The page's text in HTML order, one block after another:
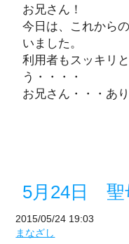
お兄さん！
今日は、これから
いました。
利用者もスッキリ
う・・・・
お兄さん・・・あり
5月24日 聖
2015/05/24 19:03
まなざし